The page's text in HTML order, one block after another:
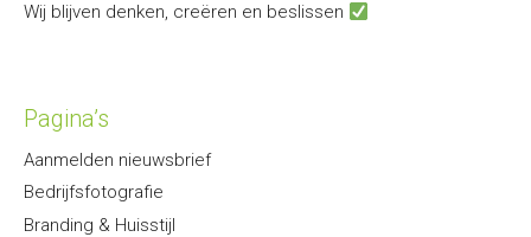
Wij blijven denken, creëren en beslissen
Pagina’s
Aanmelden nieuwsbrief
Bedrijfsfotografie
Branding & Huisstijl